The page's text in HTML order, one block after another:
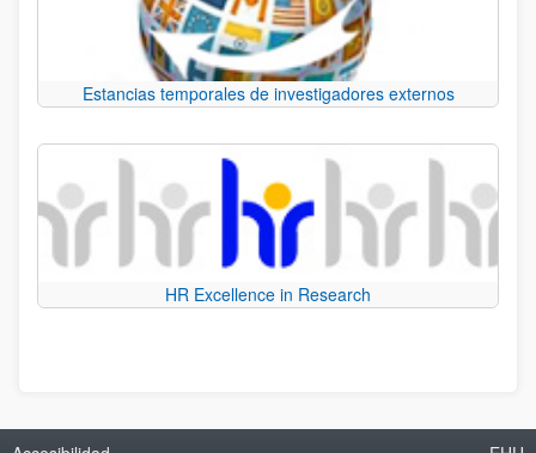
Estancias temporales de investigadores externos
HR Excellence in Research